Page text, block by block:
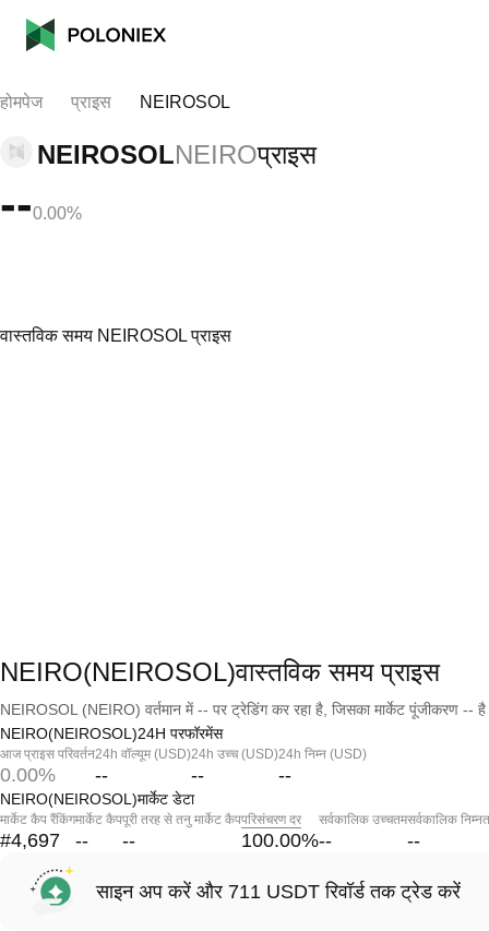
होमपेज प्राइस NEIROSOL
NEIROSOLNEIROप्राइस
--0.00%
वास्तविक समय NEIROSOL प्राइस
NEIRO(NEIROSOL)वास्तविक समय प्राइस
NEIROSOL (NEIRO) वर्तमान में -- पर ट्रेडिंग कर रहा है, जिसका मार्केट पूंजीकरण --
NEIRO(NEIROSOL)24H परफॉरमेंस
आज प्राइस परिवर्तन
0.00%
24h वॉल्यूम (USD)
--
24h उच्च (USD)
--
24h निम्न (USD)
--
NEIRO(NEIROSOL)मार्केट डेटा
मार्केट कैप रैंकिंग
#4,697
मार्केट कैप
--
पूरी तरह से तनु मार्केट कैप
--
परिसंचरण दर
100.00%
सर्वकालिक उच्चतम
--
सर्वकालिक
--
साइन अप करें और 711 USDT रिवॉर्ड तक ट्रेड करें